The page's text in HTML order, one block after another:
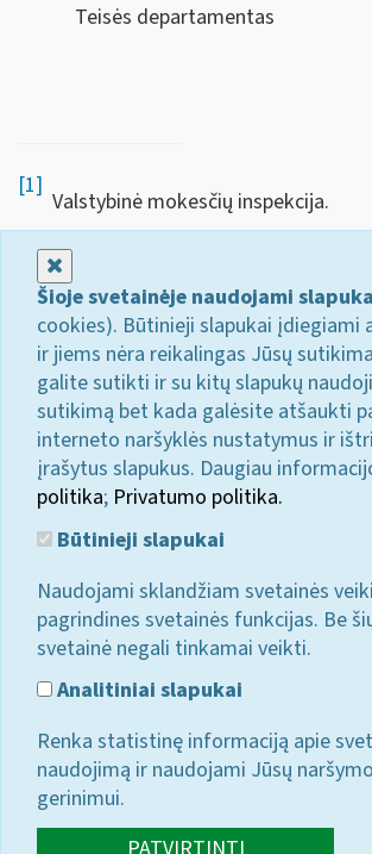
Teisės departamentas
[1]
Valstybinė mokesčių inspekcija.
Šioje svetainėje naudojami
cookies). Būtinieji slapukai įdiegiami
ir jiems nėra reikalingas Jūsų
galite sutikti ir su kitų slapukų
sutikimą bet kada galėsite atšaukti
interneto naršyklės nustatymus ir
įrašytus slapukus. Daugiau
politika; Privatumo politika.
Būtinieji slapukai
Naudojami sklandžiam svetainės
pagrindines svetainės funkcijas. Be
svetainė negali tinkamai veikti.
Analitiniai slapukai
Renka statistinę informaciją apie
naudojimą ir naudojami Jūsų
gerinimui.
PATVIRTINTI